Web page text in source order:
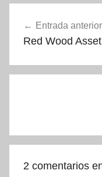
de
Entrada anterior
Red Wood
2 comentarios